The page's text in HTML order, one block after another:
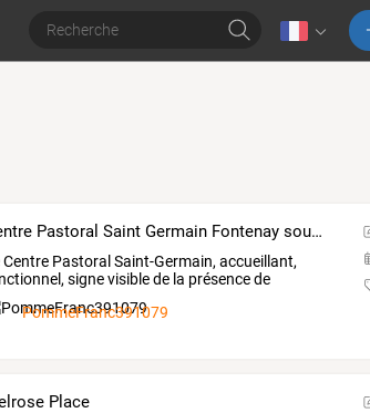
Centre Pastoral Saint Germain Fontenay sous Bois
Centre Pastoral Saint-Germain, accueillant,
signevisiblede la présencede
PommeFranc391079
Place